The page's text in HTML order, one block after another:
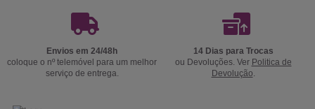
Envios em 24/48h
coloque o nº telemóvel para um melhor
serviço de entrega.
14 Dias para Trocas
ou Devoluções. Ver Politica de
Devolução